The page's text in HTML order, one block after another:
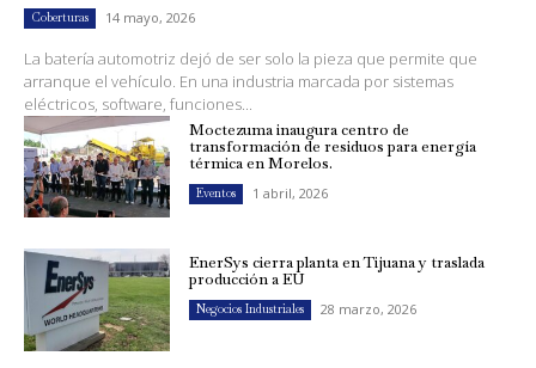
Coberturas 14 mayo, 2026
La batería automotriz dejó de ser solo la pieza que permite que
arranque el vehículo. En una industria marcada por sistemas
eléctricos, software, funciones...
Moctezuma inaugura centro de
transformación de residuos para energía
térmica en Morelos.
Eventos 1 abril, 2026
EnerSys cierra planta en Tijuana y traslada
producción a EU
Negocios Industriales 28 marzo, 2026